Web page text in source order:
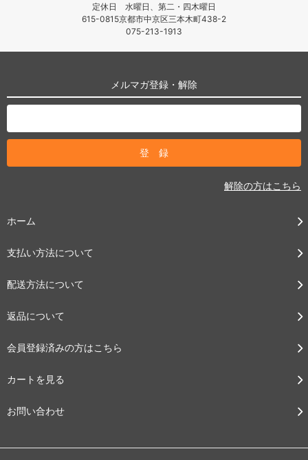
定休日 水曜日、第二・四木曜日
615-0815京都市中京区三本木町438-2
075-213-1913
メルマガ登録・解除
解除の方はこちら
ホーム
支払い方法について
配送方法について
返品について
会員登録済みの方はこちら
カートを見る
お問い合わせ